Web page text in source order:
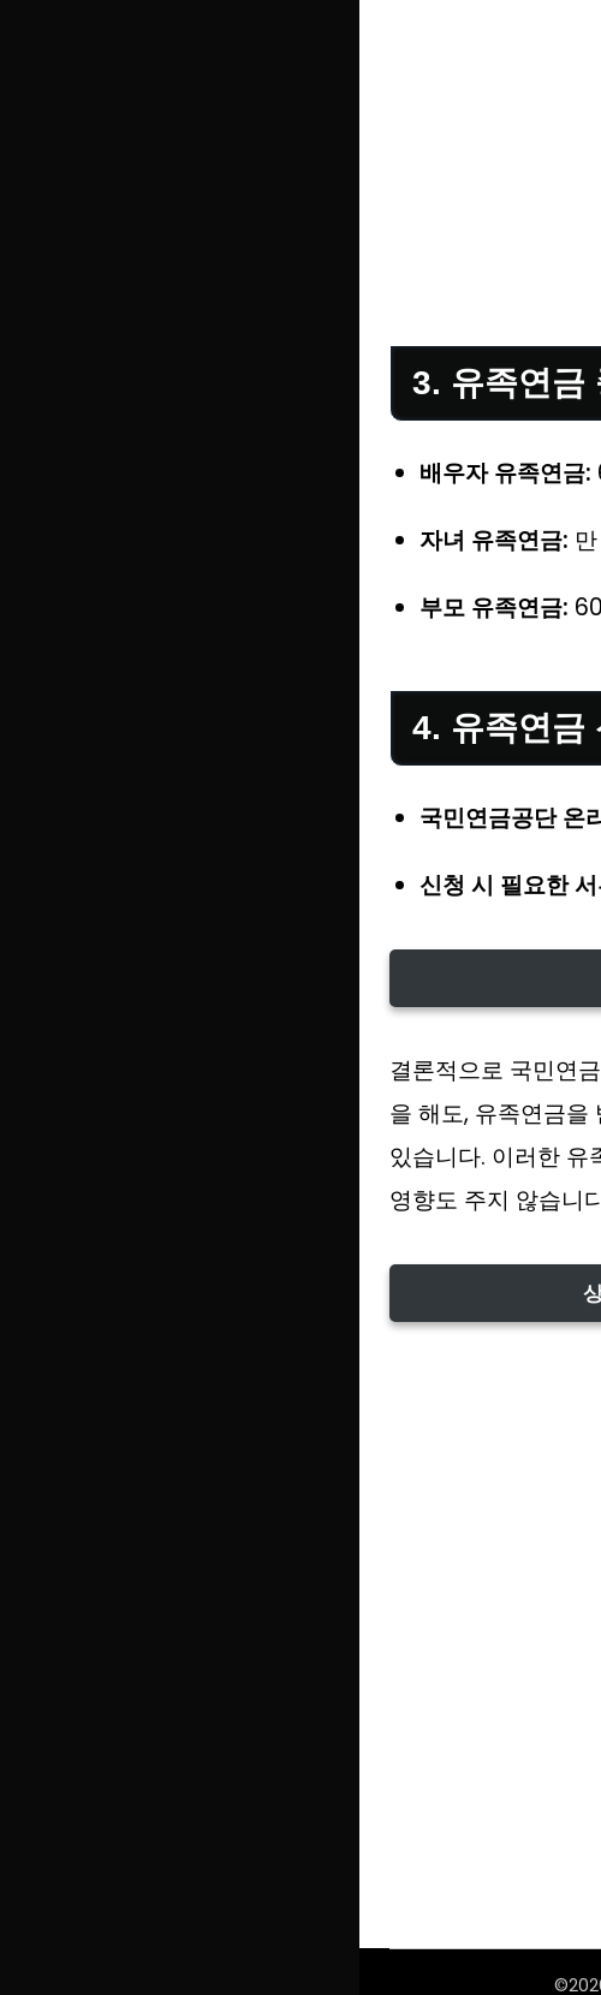
3. 유족연금
배우자 유족연금:
자녀 유족연금:
부모 유족연금:
4. 유족연금
국민연금공단 온
신청 시 필요한
결론적으로 국민연
을 해도, 유족연금을
있습니다. 이러한
영향도 주지 않습니